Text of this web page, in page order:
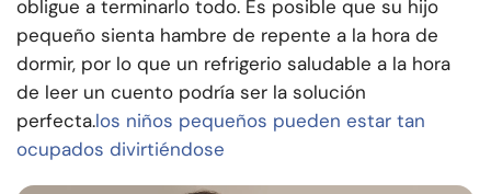
obligue a terminarlo todo. Es posible que su hijo
pequeño sienta hambre de repente a la hora de
dormir, por lo que un refrigerio saludable a la hora
de leer un cuento podría ser la solución
perfecta.los niños pequeños pueden estar tan
ocupados divirtiéndose